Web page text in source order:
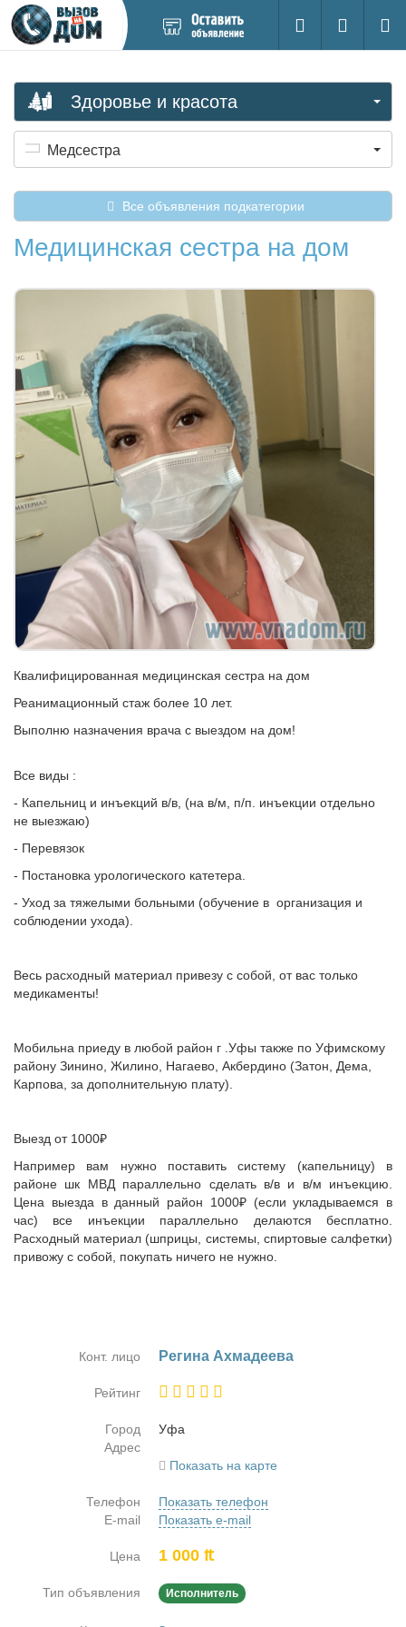
новое
Поиск
Вход на
Здоровье и красота
Медсестра
Все объявления подкатегории
Медицинская сестра на дом
Квалифицированная медицинская сестра на дом
Реанимационный стаж более 10 лет.
Выполню назначения врача с выездом на дом!
Все виды :
- Капельниц и инъекций в/в, (на в/м, п/п. инъекции отдельно
не выезжаю)
- Перевязок
- Постановка урологического катетера.
- Уход за тяжелыми больными (обучение в организация и
соблюдении ухода).
Весь расходный материал привезу с собой, от вас только
медикаменты!
Мобильна приеду в любой район г .Уфы также по Уфимскому
району Зинино, Жилино, Нагаево, Акбердино (Затон, Дема,
Карпова, за дополнительную плату).
Выезд от 1000₽
Например вам нужно поставить систему (капельницу) в
районе шк МВД параллельно сделать в/в и в/м инъекцию.
Цена выезда в данный район 1000₽ (если укладываемся в
час) все инъекции параллельно делаются бесплатно.
Расходный материал (шприцы, системы, спиртовые салфетки)
привожу с собой, покупать ничего не нужно.
Конт. лицо Ре­ги­на Ах­ма­де­е­ва
Рейтинг
Город
Уфа
Адрес
Показать на карте
Телефон
Показать телефон
E-mail
Показать e-mail
Цена 1 000 ₶
Тип объявления Исполнитель